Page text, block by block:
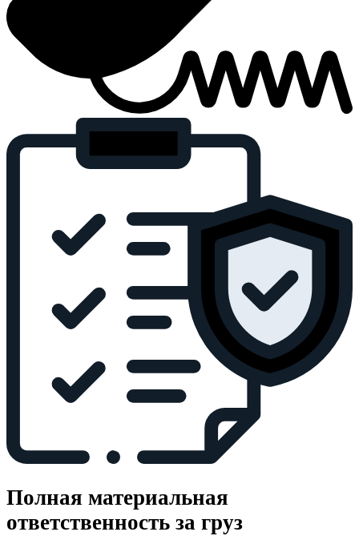
Полная материальная
ответственность за груз